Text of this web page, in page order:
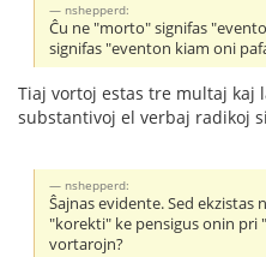
nshepperd:
Ĉu ne "morto" signifas
signifas "eventon kiam oni
Tiaj vortoj estas tre multaj kaj
substantivoj el verbaj radikoj
nshepperd:
Ŝajnas evidente. Sed
"korekti" ke pensigus onin pri
vortarojn?